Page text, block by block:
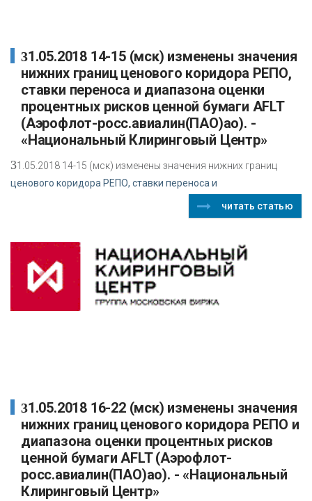
31.05.2018 14-15 (мск) изменены значения
нижних границ ценового коридора РЕПО,
ставки переноса и диапазона оценки
процентных рисков ценной бумаги AFLT
(Аэрофлот-росс.авиалин(ПАО)ао). -
«Национальный Клиринговый Центр»
31.05.2018 14-15 (мск) изменены значения нижних границ
ценового коридора РЕПО, ставки переноса и
читать статью
31.05.2018 16-22 (мск) изменены значения
нижних границ ценового коридора РЕПО и
диапазона оценки процентных рисков
ценной бумаги AFLT (Аэрофлот-
росс.авиалин(ПАО)ао). - «Национальный
Клиринговый Центр»